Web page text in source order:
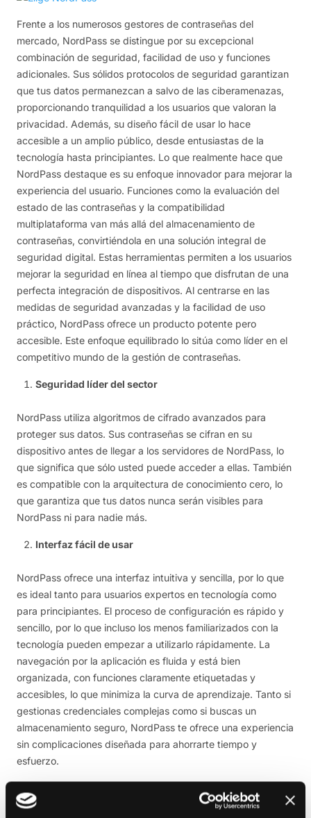
Frente a los numerosos gestores de contraseñas del
mercado, NordPass se distingue por su excepcional
combinación de seguridad, facilidad de uso y funciones
adicionales. Sus sólidos protocolos de seguridad garantizan
que tus datos permanezcan a salvo de las ciberamenazas,
proporcionando tranquilidad a los usuarios que valoran la
privacidad. Además, su diseño fácil de usar lo hace
accesible a un amplio público, desde entusiastas de la
tecnología hasta principiantes. Lo que realmente hace que
NordPass destaque es su enfoque innovador para mejorar la
experiencia del usuario. Funciones como la evaluación del
estado de las contraseñas y la compatibilidad
multiplataforma van más allá del almacenamiento de
contraseñas, convirtiéndola en una solución integral de
seguridad digital. Estas herramientas permiten a los usuarios
mejorar la seguridad en línea al tiempo que disfrutan de una
perfecta integración de dispositivos. Al centrarse en las
medidas de seguridad avanzadas y la facilidad de uso
práctico, NordPass ofrece un producto potente pero
accesible. Este enfoque equilibrado lo sitúa como líder en el
competitivo mundo de la gestión de contraseñas.
Seguridad líder del sector
NordPass utiliza algoritmos de cifrado avanzados para
proteger sus datos. Sus contraseñas se cifran en su
dispositivo antes de llegar a los servidores de NordPass, lo
que significa que sólo usted puede acceder a ellas. También
es compatible con la arquitectura de conocimiento cero, lo
que garantiza que tus datos nunca serán visibles para
NordPass ni para nadie más.
Interfaz fácil de usar
NordPass ofrece una interfaz intuitiva y sencilla, por lo que
es ideal tanto para usuarios expertos en tecnología como
para principiantes. El proceso de configuración es rápido y
sencillo, por lo que incluso los menos familiarizados con la
tecnología pueden empezar a utilizarlo rápidamente. La
navegación por la aplicación es fluida y está bien
organizada, con funciones claramente etiquetadas y
accesibles, lo que minimiza la curva de aprendizaje. Tanto si
gestionas credenciales complejas como si buscas un
almacenamiento seguro, NordPass te ofrece una experiencia
sin complicaciones diseñada para ahorrarte tiempo y
esfuerzo.